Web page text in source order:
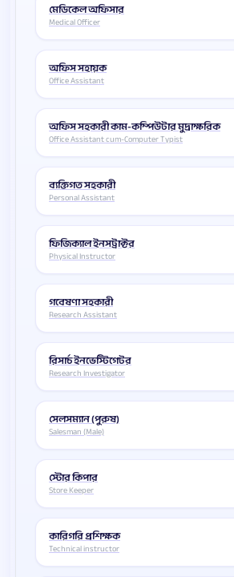
মেডিকেল অফিসার
Medical Officer
অফিস সহায়ক
Office Assistant
অফিস সহকারী কাম-কম্পিউটার মুদ্রাক্ষরিক
Office Assistant cum-Computer Typist
ব্যক্তিগত সহকারী
Personal Assistant
ফিজিক্যাল ইনসট্রাক্টর
Physical Instructor
গবেষণা সহকারী
Research Assistant
রিসার্চ ইনভেস্টিগেটর
Research Investigator
সেলসম্যান (পুরুষ)
Salesman (Male)
স্টোর কিপার
Store Keeper
কারিগরি প্রশিক্ষক
Technical instructor